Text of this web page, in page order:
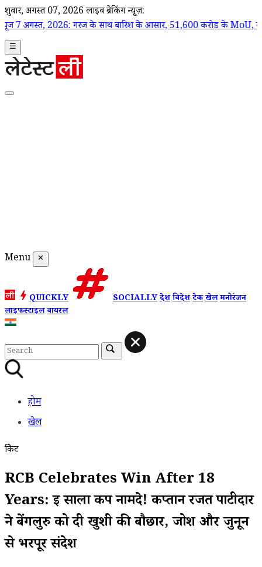
शुक्रवार, अगस्त 07, 2026 लाइव ब्रेकिंग न्यूज़:
गरज के साथ बारिश के आसार, 51,600 करोड़ के MoU, कानून-व्यवस्था
☰
Menu ✕
QUICKLY SOCIALLYदेशविदेशटेकखेलमनोरंजन
लाइफस्टाइलवायरल
होम
खेल
क्रिकेट
RCB Celebrates Win After 18
Years: ई साला कप नामदे! कप्तान रजत पाटीदार
ने बेंगलुरु को दी खुशी की बौछार, जोश और जुनून
से भरपूर संदेश